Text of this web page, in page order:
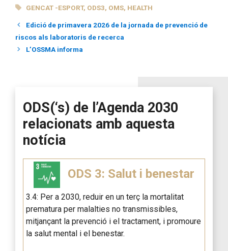
TAGS
GENCAT -ESPORT, ODS3, OMS, HEALTH
Edició de primavera 2026 de la jornada de prevenció de
riscos als laboratoris de recerca
L’OSSMA informa
ODS(‘s) de l’Agenda 2030
relacionats amb aquesta
notícia
ODS 3: Salut i benestar
3.4: Per a 2030, reduir en un terç la mortalitat
prematura per malalties no transmissibles,
mitjançant la prevenció i el tractament, i promoure
la salut mental i el benestar.